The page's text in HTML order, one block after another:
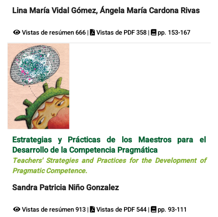
Lina María Vidal Gómez, Ángela María Cardona Rivas
Vistas de resúmen 666 | Vistas de PDF 358 | pp. 153-167
Estrategias y Prácticas de los Maestros para el
Desarrollo de la Competencia Pragmática
Teachers' Strategies and Practices for the Development of
Pragmatic Competence.
Sandra Patricia Niño Gonzalez
Vistas de resúmen 913 | Vistas de PDF 544 | pp. 93-111